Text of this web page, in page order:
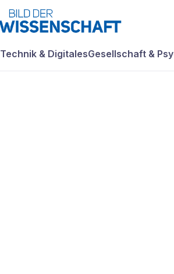
Technik & DigitalesGesellschaft &